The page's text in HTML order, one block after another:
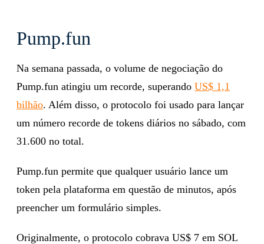
Pump.fun
Na semana passada, o volume de negociação do
Pump.fun atingiu um recorde, superando US$ 1,1
bilhão. Além disso, o protocolo foi usado para lançar
um número recorde de tokens diários no sábado, com
31.600 no total.
Pump.fun permite que qualquer usuário lance um
token pela plataforma em questão de minutos, após
preencher um formulário simples.
Originalmente, o protocolo cobrava US$ 7 em SOL